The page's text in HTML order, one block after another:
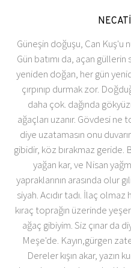
Güneşin doğuşu, Can Kuş'u
Gün batımı da, açan
yeniden doğan, her gün
çırpınıp durmak zor.
daha çok. dağında
ağaçları uzanır. Gövdesi
diye uzatamasın onu
gibidir, köz bırakmaz geride.
yağan kar, ve Nisan
yapraklarının arasında olur
siyah. Acıdır tadı. İlaç
kıraç toprağın üzerinde
ağaç gibiyim. Siz çınar da
Meşe'de. Kayın,gürgen
Dereler kışın akar, yazın